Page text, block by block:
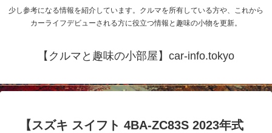
少し参考になる情報を紹介しています。クルマを所有している方や、これから
カーライフデビューされる方に役立つ情報と趣味の小物を更新。
【クルマと趣味の小部屋】car-info.tokyo
【スズキ スイフト 4BA-ZC83S 2023年式